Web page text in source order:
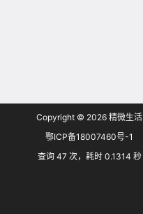
Copyright © 2026 精微生活
鄂ICP备18007460号-1
查询 47 次，耗时 0.1314 秒